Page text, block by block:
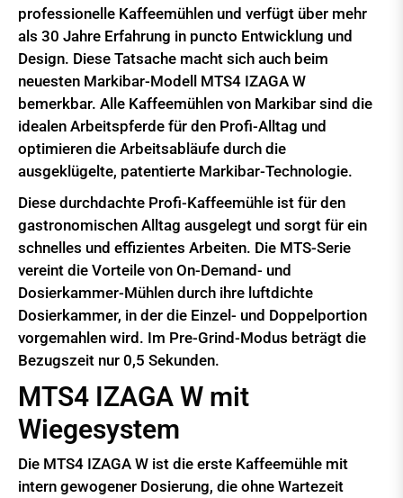
professionelle Kaffeemühlen und verfügt über mehr
als 30 Jahre Erfahrung in puncto Entwicklung und
Design. Diese Tatsache macht sich auch beim
neuesten Markibar-Modell MTS4 IZAGA W
bemerkbar. Alle Kaffeemühlen von Markibar sind die
idealen Arbeitspferde für den Profi-Alltag und
optimieren die Arbeitsabläufe durch die
ausgeklügelte, patentierte Markibar-Technologie.
Diese durchdachte Profi-Kaffeemühle ist für den
gastronomischen Alltag ausgelegt und sorgt für ein
schnelles und effizientes Arbeiten. Die MTS-Serie
vereint die Vorteile von On-Demand- und
Dosierkammer-Mühlen durch ihre luftdichte
Dosierkammer, in der die Einzel- und Doppelportion
vorgemahlen wird. Im Pre-Grind-Modus beträgt die
Bezugszeit nur 0,5 Sekunden.
MTS4 IZAGA W mit
Wiegesystem
Die MTS4 IZAGA W ist die erste Kaffeemühle mit
intern gewogener Dosierung, die ohne Wartezeit